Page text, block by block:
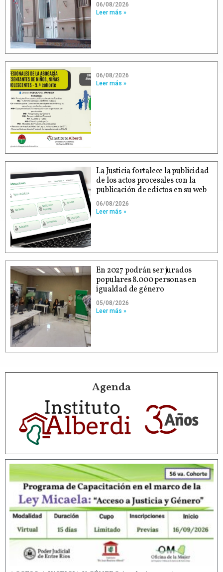
06/08/2026
Leer más »
06/08/2026
Leer más »
La Justicia fortalece la publicidad
de los actos procesales con la
publicación de edictos en su web
06/08/2026
Leer más »
En 2027 podrán ser jurados
populares 8.000 personas en
igualdad de género
05/08/2026
Leer más »
Agenda